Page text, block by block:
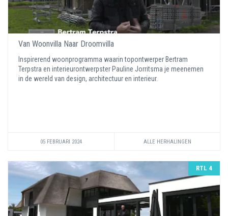
Van Woonvilla Naar Droomvilla
Inspirerend woonprogramma waarin topontwerper Bertram
Terpstra en interieurontwerpster Pauline Jorritsma je meenemen
in de wereld van design, architectuur en interieur.
05 FEBRUARI 2024 ALLE HERHALINGEN
RTL 4